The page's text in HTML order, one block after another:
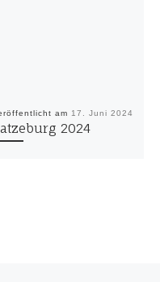
am 17. Juni 2024
2024